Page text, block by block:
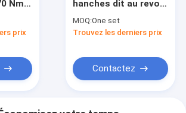
Nm
prix
hanches dit au revoir
yeux
MOQ:One set
Trouvez les derniers prix
Contactez